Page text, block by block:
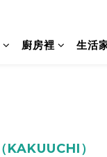
廚房裡 生活
KAKUUCHI）